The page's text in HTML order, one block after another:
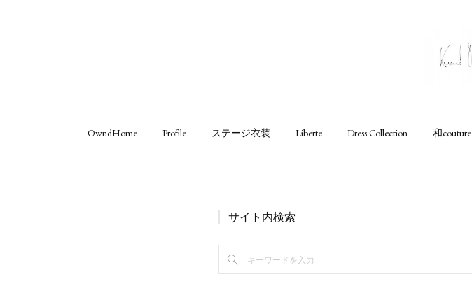
OwndHome Profile ステージ衣装 Liberte Dress Collection 和couture
サイト内検索